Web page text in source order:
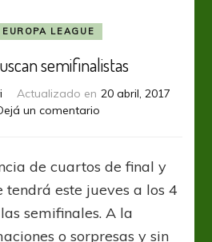
EUROPA LEAGUE
semifinalistas
Actualizado en 20 abril, 2017
un comentarioen
buscan
semifinalistas
de cuartos de final y
tendrá este jueves a los 4
semifinales. A la
o sorpresas y sin